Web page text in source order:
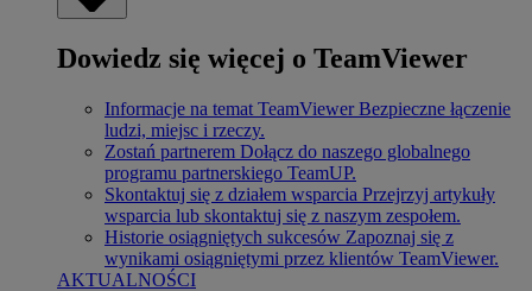
Dowiedz się więcej o TeamViewer
Informacje na temat TeamViewer Bezpieczne łączenie
ludzi, miejsc i rzeczy.
Zostań partnerem Dołącz do naszego globalnego
programu partnerskiego TeamUP.
Skontaktuj się z działem wsparcia Przejrzyj artykuły
wsparcia lub skontaktuj się z naszym zespołem.
Historie osiągniętych sukcesów Zapoznaj się z
wynikami osiągniętymi przez klientów TeamViewer.
AKTUALNOŚCI